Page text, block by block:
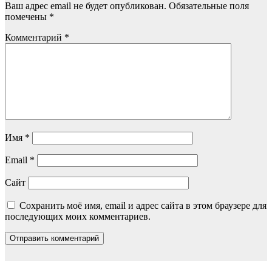
Ваш адрес email не будет опубликован. Обязательные поля
помечены *
Комментарий *
Имя *
Email *
Сайт
Сохранить моё имя, email и адрес сайта в этом браузере для
последующих моих комментариев.